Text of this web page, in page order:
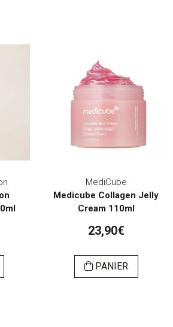
MediCube
Medicube Collagen Jelly
Cream 110ml
23,90€
PANIER